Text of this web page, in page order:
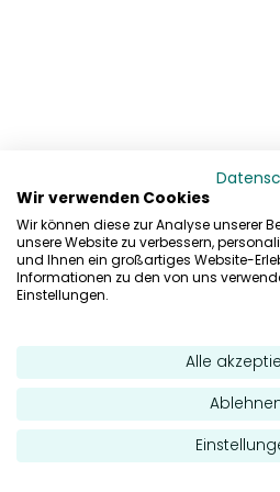
Wir verwenden Cookies
Wir können diese zur Analyse unserer
unsere Website zu verbessern,
und Ihnen ein großartiges Website-
Informationen zu den von uns
Einstellungen.
Alle